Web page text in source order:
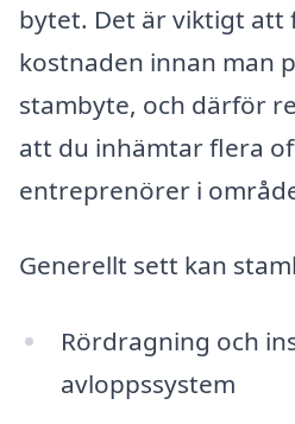
bytet. Det är viktigt att
kostnaden innan man
stambyte, och därför
att du inhämtar flera
entreprenörer i
Generellt sett kan
Rördragning och
avloppssystem